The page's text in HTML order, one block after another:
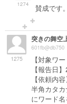
1274 賛成です。
1275
突きの舞空
601fb@db750
【対象ワ
【報告日
【依頼内容
半角カタ
にワード名